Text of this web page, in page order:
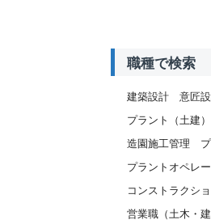
職種で検索
建築設計 意匠
プラント（土建）
造園施工管理
プラントオペレ
コンストラクシ
営業職（土木・